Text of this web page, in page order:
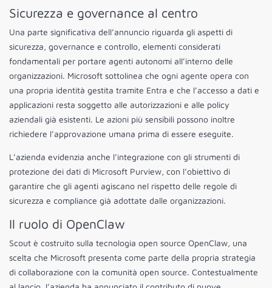
Sicurezza e governance al centro
Una parte significativa dell’annuncio riguarda gli aspetti di
sicurezza, governance e controllo, elementi considerati
fondamentali per portare agenti autonomi all’interno delle
organizzazioni. Microsoft sottolinea che ogni agente opera con
una propria identità gestita tramite Entra e che l’accesso a dati e
applicazioni resta soggetto alle autorizzazioni e alle policy
aziendali già esistenti. Le azioni più sensibili possono inoltre
richiedere l’approvazione umana prima di essere eseguite.
L’azienda evidenzia anche l’integrazione con gli strumenti di
protezione dei dati di Microsoft Purview, con l’obiettivo di
garantire che gli agenti agiscano nel rispetto delle regole di
sicurezza e compliance già adottate dalle organizzazioni.
Il ruolo di OpenClaw
Scout è costruito sulla tecnologia open source OpenClaw, una
scelta che Microsoft presenta come parte della propria strategia
di collaborazione con la comunità open source. Contestualmente